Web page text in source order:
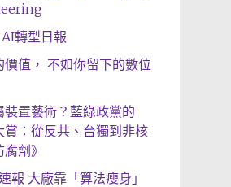
轉型日報
價值， 不如你留下的數位
裝置藝術？藍綠政黨的
賞：從反共、台獨到非核
劑》
報 大廠靠「算法瘦身」